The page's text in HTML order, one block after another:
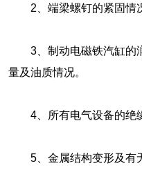
2、端梁螺钉的紧固情
3、制动电磁铁汽缸的
量及油质情况。
4、所有电气设备的绝缘
5、金属结构变形及有无